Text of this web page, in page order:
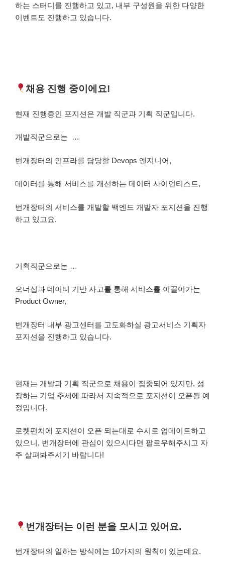
하는 스터디를 진행하고 있고, 내부 구성원을 위한 다양한
이벤트도 진행하고 있습니다.
채용 진행 중이에요!
현재 진행중인 포지션은 개발 직군과 기획 직군입니다.
개발직군으로는 …
번개장터의 인프라를 담당할 Devops 엔지니어,
데이터를 통해 서비스를 개선하는 데이터 사이언티스트,
번개장터의 서비스를 개발할 백엔드 개발자 포지션을 진행
하고 있고요.
기획직군으로는 …
오너십과 데이터 기반 사고를 통해 서비스를 이끌어가는
Product Owner,
번개장터 내부 광고센터를 고도화하실 광고서비스 기획자
포지션을 진행하고 있습니다.
현재는 개발과 기획 직군으로 채용이 집중되어 있지만, 성
장하는 기업 추세에 따라서 지속적으로 포지션이 오픈될 예
정입니다.
로켓펀치에 포지션이 오픈 되는대로 수시로 업데이트하고
있으니, 번개장터에 관심이 있으시다면 팔로우해주시고 자
주 살펴봐주시기 바랍니다!
번개장터는 이런 분을 모시고 있어요.
번개장터의 일하는 방식에는 10가지의 원칙이 있는데요.